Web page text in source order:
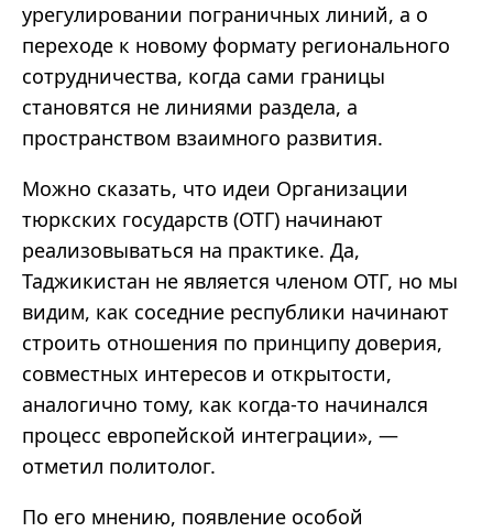
урегулировании пограничных линий, а о
переходе к новому формату регионального
сотрудничества, когда сами границы
становятся не линиями раздела, а
пространством взаимного развития.
Можно сказать, что идеи Организации
тюркских государств (ОТГ) начинают
реализовываться на практике. Да,
Таджикистан не является членом ОТГ, но мы
видим, как соседние республики начинают
строить отношения по принципу доверия,
совместных интересов и открытости,
аналогично тому, как когда-то начинался
процесс европейской интеграции», —
отметил политолог.
По его мнению, появление особой